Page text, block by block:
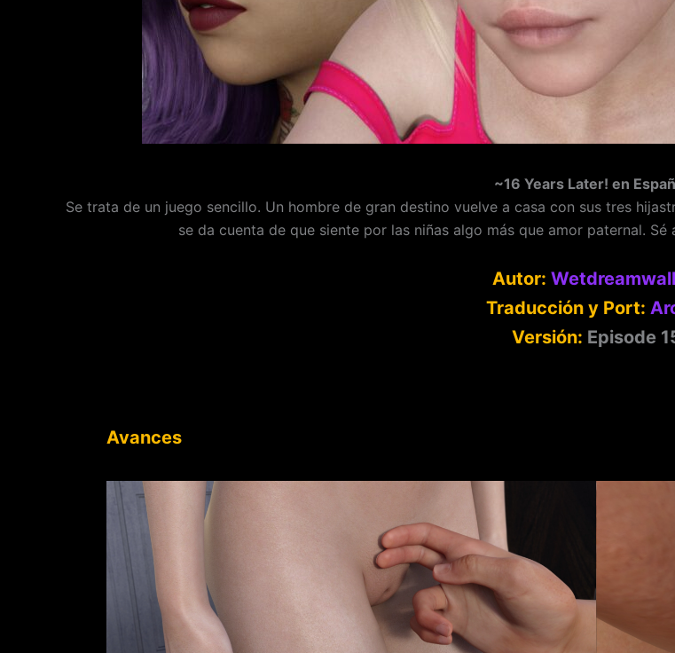
~16 Years Later! en
Se trata de un juego sencillo. Un hombre de gran destino vuelve a casa con sus tres
se da cuenta de que siente por las niñas algo más que amor paternal.
Autor:
Traducción y Port:
Versión: Episode
Avances